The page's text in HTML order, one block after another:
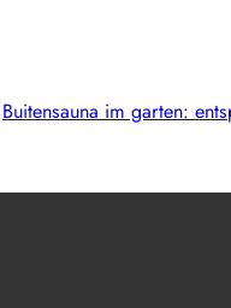
Buitensauna im garten: